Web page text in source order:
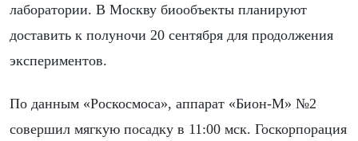
лаборатории. В Москву биообъекты планируют
доставить к полуночи 20 сентября для продолжения
экспериментов.
По данным «Роскосмоса», аппарат «Бион-М» №2
совершил мягкую посадку в 11:00 мск. Госкорпорация